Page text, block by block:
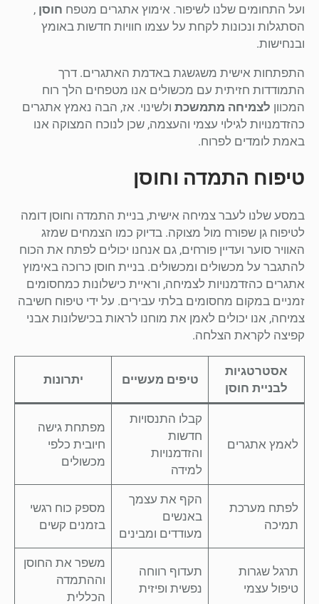
ועל התחומים שלנו לשיפור. אימוץ אתגרים מטפח חוסן ,
הסתגלות ונכונות לקחת על עצמו חוויות חדשות באומץ
ובנחישות.
התפתחות אישית משגשגת באדמת האתגרים. דרך
התמודדות חזיתית עם מכשולים אנו מטפחים הלך רוח
המכוון לצמיחה מתמשכת ולשינוי. אז, הבה נאמץ אתגרים
כהזדמנויות לגילוי עצמי והעצמה, שכן לנוכח המצוקה אנו
באמת לומדים לפרוח.
טיפוח התמדה וחוסן
במסע שלנו לעבר צמיחה אישית, בניית התמדה וחוסן דומה
לטיפוח גן שפורח מול מצוקה. בדיוק כמו הצמחים שמזג
האוויר סוער ועדיין פורחים, גם אנחנו יכולים לפתח את הכוח
להתגבר על מכשולים ומכשולים. בניית חוסן כרוכה באימוץ
אתגרים כהזדמנויות לצמיחה, וראיית כישלונות כמחסומים
זמניים במקום מחסומים בלתי עבירים. על ידי טיפוח חשיבה
צמיחה, אנו יכולים לאמן את מוחנו לראות בכישלונות אבני
קפיצה לקראת הצלחה.
אסטרטגיות
לבניית חוסן
טיפים מעשיים יתרונות
לאמץ אתגרים
קבלו התנסויות
חדשות
והזדמנויות
למידה
מפתחת גישה
חיובית כלפי
מכשולים
לפתח מערכת
תמיכה
הקף את עצמך
באנשים
מעודדים ומבינים
מספק כוח רגשי
בזמנים קשים
תרגל שגרות
טיפול עצמי
תעדוף רווחה
נפשית ופיזית
משפר את החוסן
וההתמדה
הכללית